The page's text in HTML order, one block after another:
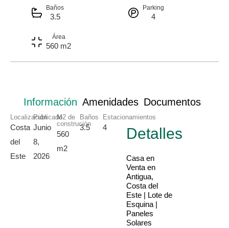
Baños
3.5
Parking
4
Área
560 m2
Información Amenidades Documentos
Localización
Costa
del
Este
Publicado
Junio
8,
2026
M2 de
construción
560
m2
Baños
3.5
Estacionamientos
4 Detalles
Casa en
Venta en
Antigua,
Costa del
Este | Lote de
Esquina |
Paneles
Solares